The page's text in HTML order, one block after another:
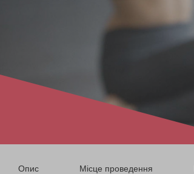
Опис Місце проведення